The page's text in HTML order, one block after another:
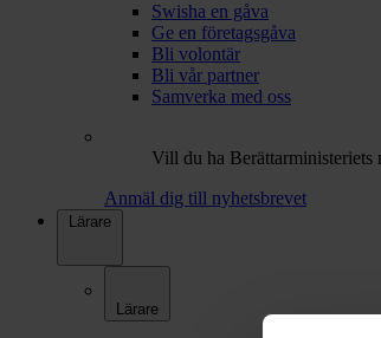
Swisha en gåva
Ge en företagsgåva
Bli volontär
Bli vår partner
Samverka med oss
Vill du ha Berättarministeriets
Anmäl dig till nyhetsbrevet
Lärare
Lärare